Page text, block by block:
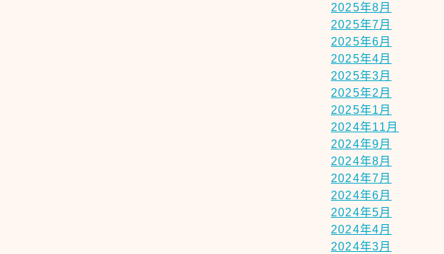
2025年8月
2025年7月
2025年6月
2025年4月
2025年3月
2025年2月
2025年1月
2024年11月
2024年9月
2024年8月
2024年7月
2024年6月
2024年5月
2024年4月
2024年3月